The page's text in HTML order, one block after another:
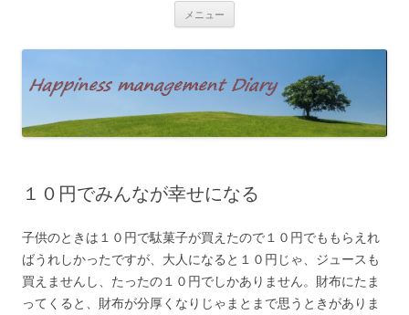
メニュー
ン
ス
キ
ッ
プ
１０円でみんなが幸せになる
子供のときは１０円で駄菓子が買えたので１０円でももらえれ
ばうれしかったですが、大人になると１０円じゃ、ジュースも
買えませんし、たったの１０円でしかありません。財布にたま
ってくると、財布が分厚くなりじゃまとまで思うときがありま